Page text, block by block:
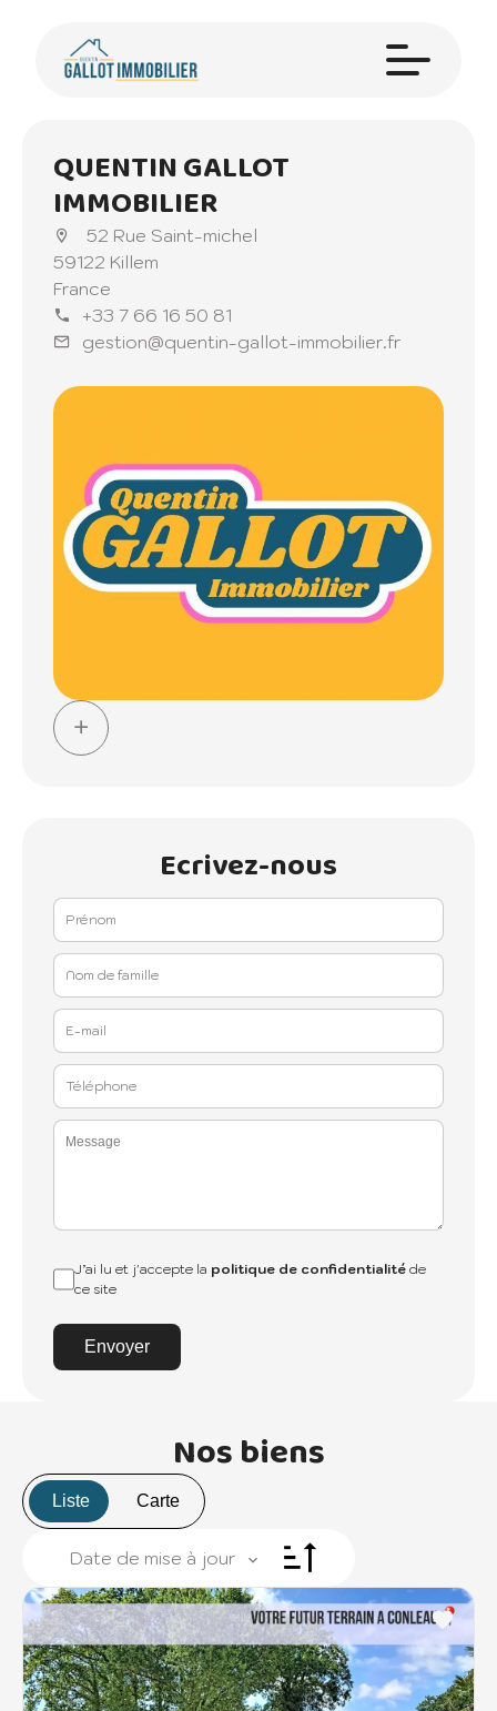
QUENTIN GALLOT
IMMOBILIER
52 Rue Saint-michel
59122 Killem
France
+33 7 66 16 50 81
gestion@quentin-gallot-immobilier.fr
Ecrivez-nous
J’ai lu et j'accepte la politique de confidentialitéde
ce site
Envoyer
Nos biens
Liste Carte
Date de mise à jour
+